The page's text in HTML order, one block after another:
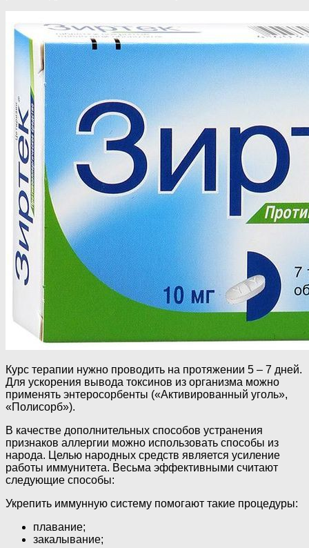
Курс терапии нужно проводить на протяжении 5 – 7 дней.
Для ускорения вывода токсинов из организма можно
применять энтеросорбенты («Активированный уголь»,
«Полисорб»).
В качестве дополнительных способов устранения
признаков аллергии можно использовать способы из
народа. Целью народных средств является усиление
работы иммунитета. Весьма эффективными считают
следующие способы:
Укрепить иммунную систему помогают такие процедуры:
плавание;
закалывание;